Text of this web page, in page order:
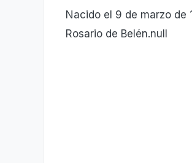
Nacido el 9 de marzo de
Rosario de Belén.null